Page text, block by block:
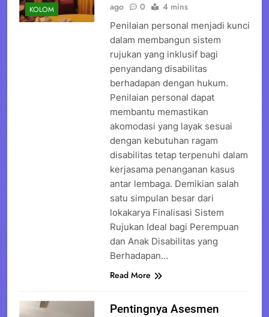
KOLOM
ago
0 4 mins
Penilaian personal menjadi kunci
dalam membangun sistem
rujukan yang inklusif bagi
penyandang disabilitas
berhadapan dengan hukum.
Penilaian personal dapat
membantu memastikan
akomodasi yang layak sesuai
dengan kebutuhan ragam
disabilitas tetap terpenuhi dalam
kerjasama penanganan kasus
antar lembaga. Demikian salah
satu simpulan besar dari
lokakarya Finalisasi Sistem
Rujukan Ideal bagi Perempuan
dan Anak Disabilitas yang
Berhadapan…
Read More
Pentingnya Asesmen